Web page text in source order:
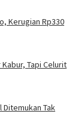
Kerugian Rp330
Tapi Celurit
Ditemukan Tak